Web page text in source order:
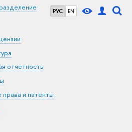
РУС EN
отчетность
права и патенты